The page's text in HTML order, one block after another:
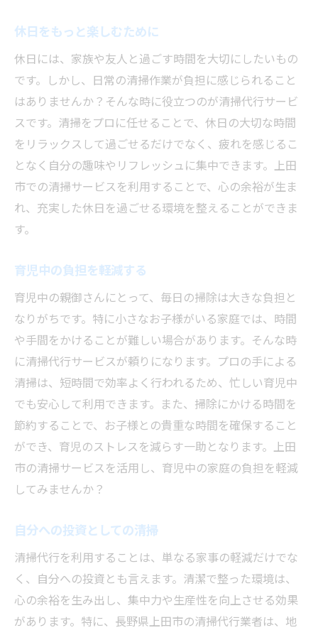
休日をもっと楽しむために
休日には、家族や友人と過ごす時間を大切にしたいもの
です。しかし、日常の清掃作業が負担に感じられること
はありませんか？そんな時に役立つのが清掃代行サービ
スです。清掃をプロに任せることで、休日の大切な時間
をリラックスして過ごせるだけでなく、疲れを感じるこ
となく自分の趣味やリフレッシュに集中できます。上田
市での清掃サービスを利用することで、心の余裕が生ま
れ、充実した休日を過ごせる環境を整えることができま
す。
育児中の負担を軽減する
育児中の親御さんにとって、毎日の掃除は大きな負担と
なりがちです。特に小さなお子様がいる家庭では、時間
や手間をかけることが難しい場合があります。そんな時
に清掃代行サービスが頼りになります。プロの手による
清掃は、短時間で効率よく行われるため、忙しい育児中
でも安心して利用できます。また、掃除にかける時間を
節約することで、お子様との貴重な時間を確保すること
ができ、育児のストレスを減らす一助となります。上田
市の清掃サービスを活用し、育児中の家庭の負担を軽減
してみませんか？
自分への投資としての清掃
清掃代行を利用することは、単なる家事の軽減だけでな
く、自分への投資とも言えます。清潔で整った環境は、
心の余裕を生み出し、集中力や生産性を向上させる効果
があります。特に、長野県上田市の清掃代行業者は、地